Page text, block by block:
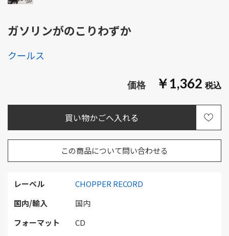
ガソリンがのこりわずか
￥1,362
レーベル
CHOPPER RECORD
国内/輸入
国内
フォーマット
CD
この商品について問い合わせる
クールス